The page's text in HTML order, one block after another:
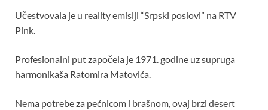
Učestvovala je u reality emisiji “Srpski poslovi” na RTV
Pink.
Profesionalni put započela je 1971. godine uz supruga
harmonikaša Ratomira Matovića.
Nema potrebe za pećnicom i brašnom, ovaj brzi desert